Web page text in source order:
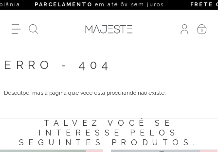
PARCELAMENTO em até 6x sem juros FRETE
0
ERRO - 404
Desculpe, mas a página que você está procurando não existe.
TALVEZ VOCÊ SE
INTERESSE PELOS
SEGUINTES PRODUTOS.